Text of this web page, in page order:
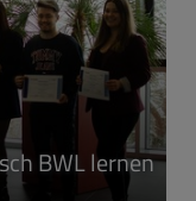
BWL lernen